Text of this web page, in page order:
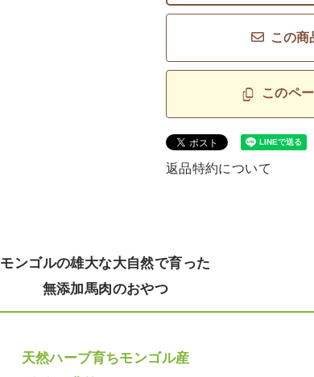
この商
このペ
返品特約について
モンゴルの雄大な大自然で育った
無添加馬肉のおやつ
天然ハーブ育ちモンゴル産